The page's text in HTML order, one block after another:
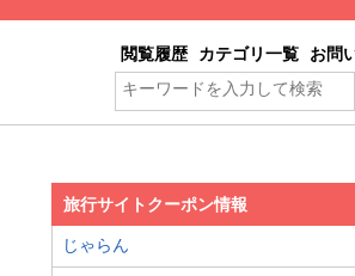
閲覧履歴 カテゴリ一覧 お問
旅行サイトクーポン情報
じゃらん